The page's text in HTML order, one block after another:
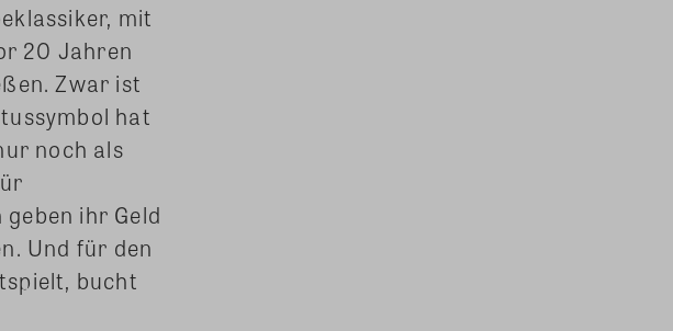
mit
20 Jahren
Zwar ist
hat
noch als
ihr Geld
Und für den
bucht